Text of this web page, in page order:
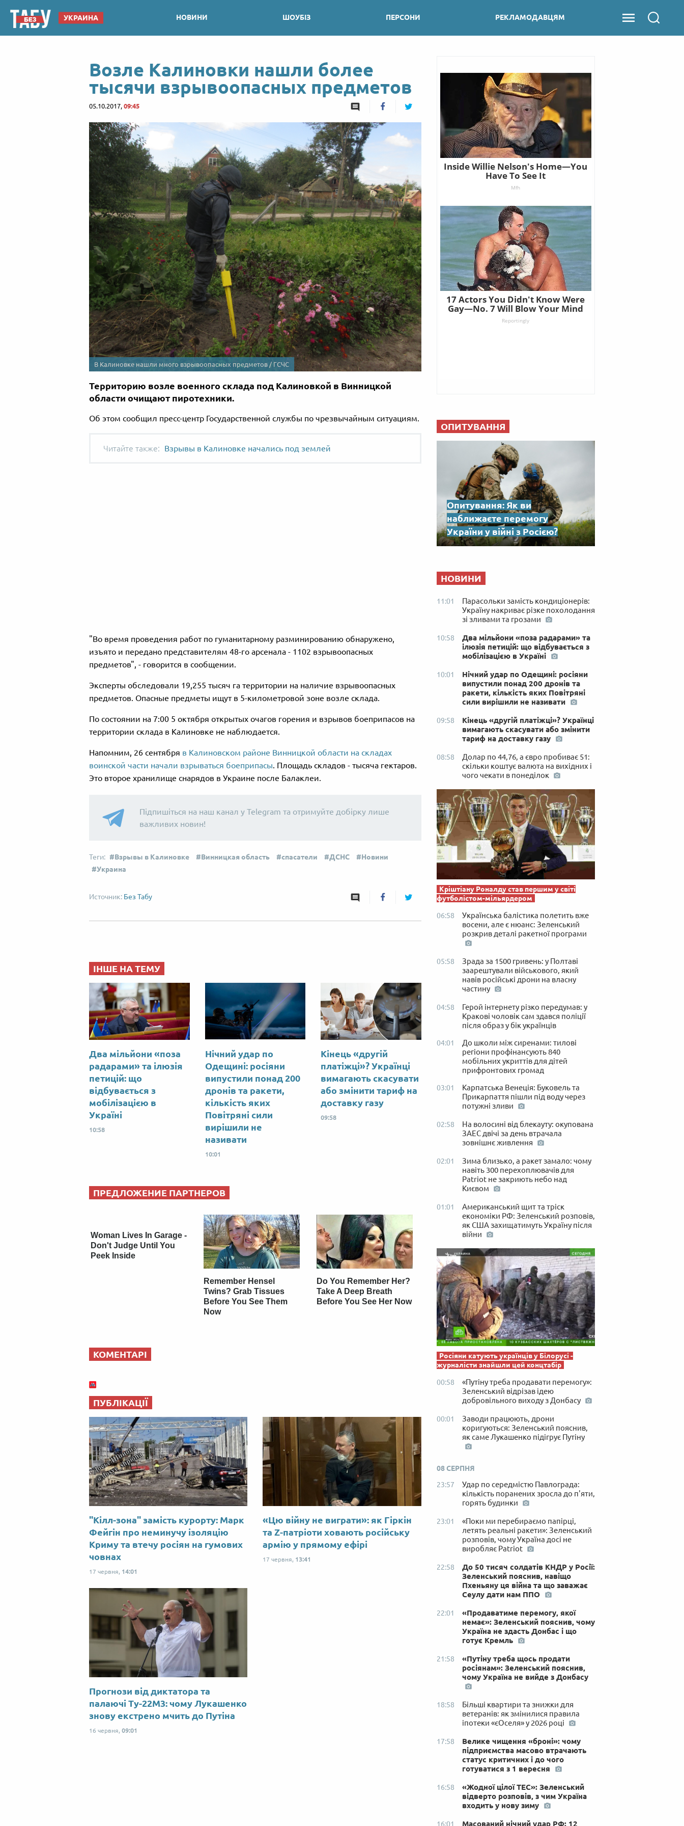
УКРАИНА НОВИНИ ШОУБІЗ ПЕРСОНИ РЕКЛАМОДАВЦЯМ
Возле Калиновки нашли более
тысячи взрывоопасных предметов
05.10.2017, 09:45
В Калиновке нашли много взрывоопасных предметов / ГСЧС
Территорию возле военного склада под Калиновкой в Винницкой
области очищают пиротехники.
Об этом сообщил пресс-центр Государственной службы по чрезвычайным ситуациям.
Взрывы в Калиновке начались под землей
"Во время проведения работ по гуманитарному разминированию обнаружено,
изъято и передано представителям 48-го арсенала - 1102 взрывоопасных
предметов", - говорится в сообщении.
Эксперты обследовали 19,255 тысяч га территории на наличие взрывоопасных
предметов. Опасные предметы ищут в 5-километровой зоне возле склада.
По состоянии на 7:00 5 октября открытых очагов горения и взрывов боеприпасов на
территории склада в Калиновке не наблюдается.
Напомним, 26 сентября в Калиновском районе Винницкой области на складах
воинской части начали взрываться боеприпасы. Площадь складов - тысяча гектаров.
Это второе хранилище снарядов в Украине после Балаклеи.
Підпишіться на наш канал у Telegram та отримуйте добірку лише
важливих новин!
Взрывы в Калиновке Винницкая область спасатели ДСНС
Новини
Украина
Без Табу
ІНШЕ НА ТЕМУ
Два мільйони «поза
радарами» та ілюзія
петицій: що
відбувається з
мобілізацією в
Україні
10:58
Нічний удар по
Одещині: росіяни
випустили понад 200
дронів та ракети,
кількість яких
Повітряні сили
вирішили не
називати
10:01
Кінець «другій
платіжці»? Українці
вимагають скасувати
або змінити тариф на
доставку газу
09:58
ПРЕДЛОЖЕНИЕ ПАРТНЕРОВ
Woman Lives In Garage -
Don't Judge Until You
Peek Inside
Remember Hensel
Twins? Grab Tissues
Before You See Them
Now
Do You Remember Her?
Take A Deep Breath
Before You See Her Now
КОМЕНТАРІ
ПУБЛІКАЦІЇ
"Кілл-зона" замість курорту: Марк
Фейгін про неминучу ізоляцію
Криму та втечу росіян на гумових
човнах
17 червня, 14:01
«Цю війну не виграти»: як Гіркін
та Z-патріоти ховають російську
армію у прямому ефірі
17 червня, 13:41
Прогнози від диктатора та
палаючі Ту-22М3: чому Лукашенко
знову екстрено мчить до Путіна
16 червня, 09:01
ОПИТУВАННЯ
Опитування: Як ви
наближаєте перемогу
України у війні з Росією?
НОВИНИ
11:01
Парасольки замість кондиціонерів:
Україну накриває різке похолодання
зі зливами та грозами
10:58
Два мільйони «поза радарами» та
ілюзія петицій: що відбувається з
мобілізацією в Україні
10:01
Нічний удар по Одещині: росіяни
випустили понад 200 дронів та
ракети, кількість яких Повітряні
сили вирішили не називати
09:58
Кінець «другій платіжці»? Українці
вимагають скасувати або змінити
тариф на доставку газу
08:58
Долар по 44,76, а євро пробиває 51:
скільки коштує валюта на вихідних і
чого чекати в понеділок
Кріштіану Роналду став першим у світі
футболістом-мільярдером
06:58
Українська балістика полетить вже
восени, але є нюанс: Зеленський
розкрив деталі ракетної програми
05:58
Зрада за 1500 гривень: у Полтаві
заарештували військового, який
навів російські дрони на власну
частину
04:58
Герой інтернету різко передумав: у
Кракові чоловік сам здався поліції
після образ у бік українців
04:01
До школи між сиренами: тилові
регіони профінансують 840
мобільних укриттів для дітей
прифронтових громад
03:01
Карпатська Венеція: Буковель та
Прикарпаття пішли під воду через
потужні зливи
02:58
На волосині від блекауту: окупована
ЗАЕС двічі за день втрачала
зовнішнє живлення
02:01
Зима близько, а ракет замало: чому
навіть 300 перехоплювачів для
Patriot не закриють небо над
Києвом
01:01
Американський щит та тріск
економіки РФ: Зеленський розповів,
як США захищатимуть Україну після
війни
Росіяни катують українців у Білорусі -
журналісти знайшли цей концтабір
00:58
«Путіну треба продавати перемогу»:
Зеленський відрізав ідею
добровільного виходу з Донбасу
00:01
Заводи працюють, дрони
коригуються: Зеленський пояснив,
як саме Лукашенко підігрує Путіну
08 СЕРПНЯ
23:57
Удар по середмістю Павлограда:
кількість поранених зросла до п'яти,
горять будинки
23:01
«Поки ми перебираємо папірці,
летять реальні ракети»: Зеленський
розповів, чому Україна досі не
виробляє Patriot
22:58
До 50 тисяч солдатів КНДР у Росії:
Зеленський пояснив, навіщо
Пхеньяну ця війна та що заважає
Сеулу дати нам ППО
22:01
«Продаватиме перемогу, якої
немає»: Зеленський пояснив, чому
Україна не здасть Донбас і що
готує Кремль
21:58
«Путіну треба щось продати
росіянам»: Зеленський пояснив,
чому Україна не вийде з Донбасу
18:58
Більші квартири та знижки для
ветеранів: як змінилися правила
іпотеки «єОселя» у 2026 році
17:58
Велике чищення «броні»: чому
підприємства масово втрачають
статус критичних і до чого
готуватися з 1 вересня
16:58
«Жодної цілої ТЕС»: Зеленський
відверто розповів, з чим Україна
входить у нову зиму
16:01 Масований нічний удар РФ: 12